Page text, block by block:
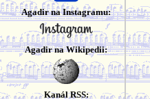
Agadir na Instagramu:
Agadir na Wikipedii:
Kanál RSS: